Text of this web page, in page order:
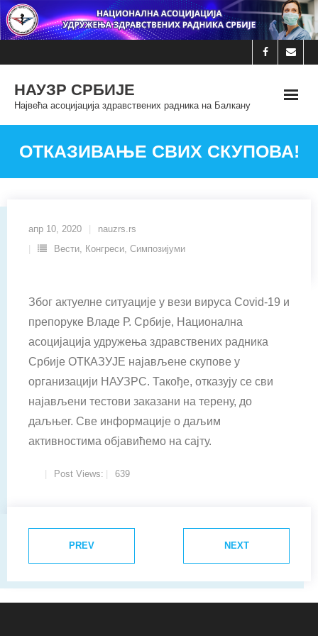
Skip
to
НАУЗР СРБИЈЕ
Највећа асоцијација здравствених радника на Балкану
ОТКАЗИВАЊЕ СВИХ СКУПОВА!
апр 10, 2020
nauzrs.rs
Вести, Конгреси, Симпозијуми
Због актуелне ситуације у вези вируса Covid-19 и
препоруке Владе Р. Србије, Национална
асоцијација удружења здравствених радника
Србије ОТКАЗУЈЕ најављене скупове у
организацији НАУЗРС. Такође, отказују се сви
најављени тестови заказани на терену, до
даљњег. Све информације о даљим
активностима објавићемо на сајту.
Post Views: 639
PREV NEXT